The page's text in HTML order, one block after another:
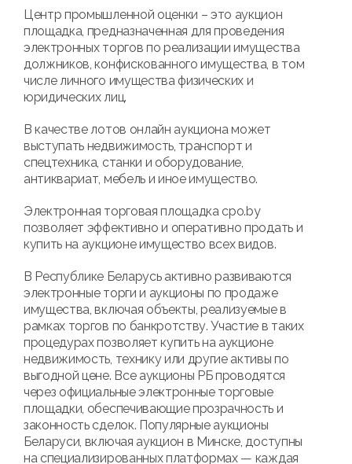
Центр промышленной оценки – это аукцион
площадка, предназначенная для проведения
электронных торгов по реализации имущества
должников, конфискованного имущества, в том
числе личного имущества физических и
юридических лиц.
В качестве лотов онлайн аукциона может
выступать недвижимость, транспорт и
спецтехника, станки и оборудование,
антиквариат, мебель и иное имущество.
Электронная торговая площадка cpo.by
позволяет эффективно и оперативно продать и
купить на аукционе имущество всех видов.
В Республике Беларусь активно развиваются
электронные торги и аукционы по продаже
имущества, включая объекты, реализуемые в
рамках торгов по банкротству. Участие в таких
процедурах позволяет купить на аукционе
недвижимость, технику или другие активы по
выгодной цене. Все аукционы РБ проводятся
через официальные электронные торговые
площадки, обеспечивающие прозрачность и
законность сделок. Популярные аукционы
Беларуси, включая аукцион в Минске, доступны
на специализированных платформах — каждая